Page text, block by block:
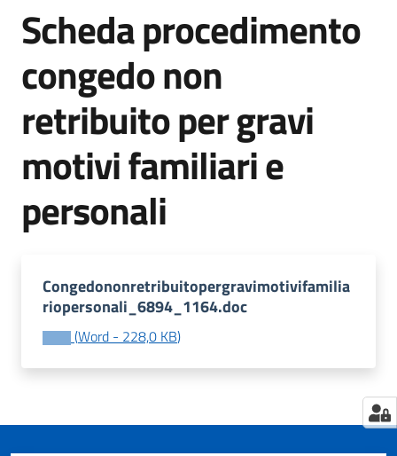
Servizi
Menu selezionato
l'Unione
gli
argomenti...
Seguici
Scheda procedimento
congedo non
retribuito per gravi
motivi familiari e
personali
Congedononretribuitopergravimotivifamilia
riopersonali_6894_1164.doc
(Word - 228,0 KB)